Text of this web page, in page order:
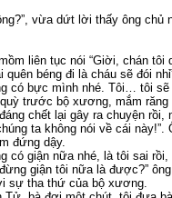
vừa dứt lời thấy ông chủ
liên tục nói “Giời, chán tôi
béng đi là cháu sẽ đói
có bực mình nhé. Tôi… tôi sẽ
trước bộ xương, mắm răng
chết lại gây ra chuyện rồi,
ta không nói về cái này!”.
đứng dậy.
có giận nữa nhé, là tôi sai
giận tôi nữa là được?”
sự tha thứ của bộ xương.